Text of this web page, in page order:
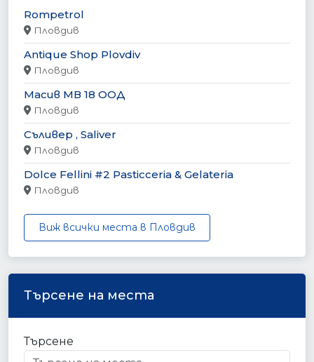
Rompetrol
Пловдив
Antique Shop Plovdiv
Пловдив
Масив МВ 18 ООД
Пловдив
Съливер , Saliver
Пловдив
Dolce Fellini #2 Pasticceria & Gelateria
Пловдив
Виж всички места в Пловдив
Търсене на места
Търсене